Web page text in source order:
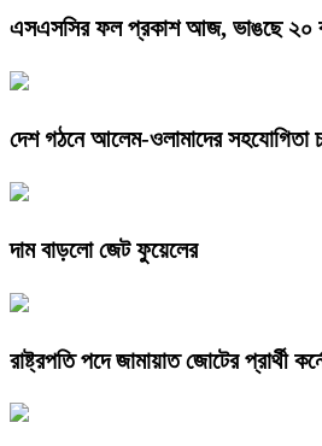
এসএসসির ফল প্রকাশ আজ, ভাঙছে ২০
দেশ গঠনে আলেম-ওলামাদের সহযোগিতা
দাম বাড়লো জেট ফুয়েলের
রাষ্ট্রপতি পদে জামায়াত জোটের প্রার্থী